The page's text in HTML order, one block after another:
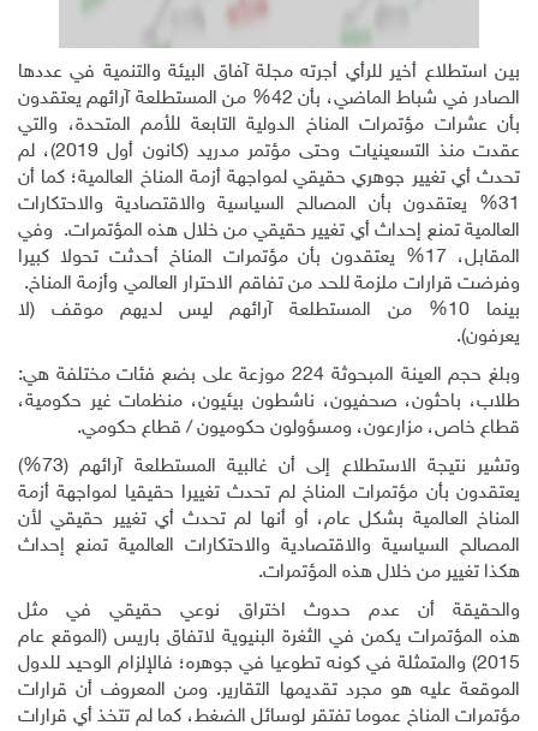
بين استطلاع أخير للرأي أجرته مجلة آفاق البيئة والتنمية في عددها
الصادر في شباط الماضي، بأن 42% من المستطلعة آرائهم يعتقدون
بأن عشرات مؤتمرات المناخ الدولية التابعة للأمم المتحدة، والتي
عقدت منذ التسعينيات وحتى مؤتمر مدريد (كانون أول 2019)، لم
تحدث أي تغيير جوهري حقيقي لمواجهة أزمة المناخ العالمية؛ كما أن
31% يعتقدون بأن المصالح السياسية والاقتصادية والاحتكارات
العالمية تمنع إحداث أي تغيير حقيقي من خلال هذه المؤتمرات. وفي
المقابل، 17% يعتقدون بأن مؤتمرات المناخ أحدثت تحولا كبيرا
وفرضت قرارات ملزمة للحد من تفاقم الاحترار العالمي وأزمة المناخ.
بينما 10% من المستطلعة آرائهم ليس لديهم موقف (لا
يعرفون).
وبلغ حجم العينة المبحوثة 224 موزعة على بضع فئات مختلفة هي:
طلاب، باحثون، صحفيون، ناشطون بيئيون، منظمات غير حكومية،
قطاع خاص، مزارعون، ومسؤولون حكوميون / قطاع حكومي.
وتشير نتيجة الاستطلاع إلى أن غالبية المستطلعة آرائهم (73%)
يعتقدون بأن مؤتمرات المناخ لم تحدث تغييرا حقيقيا لمواجهة أزمة
المناخ العالمية بشكل عام، أو أنها لم تحدث أي تغيير حقيقي لأن
المصالح السياسية والاقتصادية والاحتكارات العالمية تمنع إحداث
هكذا تغيير من خلال هذه المؤتمرات.
والحقيقة أن عدم حدوث اختراق نوعي حقيقي في مثل
هذه المؤتمرات يكمن في الثغرة البنيوية لاتفاق باريس (الموقع عام
2015) والمتمثلة في كونه تطوعيا في جوهره؛ فالإلزام الوحيد للدول
الموقعة عليه هو مجرد تقديمها التقارير. ومن المعروف أن قرارات
مؤتمرات المناخ عموما تفتقر لوسائل الضغط، كما لم تتخذ أي قرارات